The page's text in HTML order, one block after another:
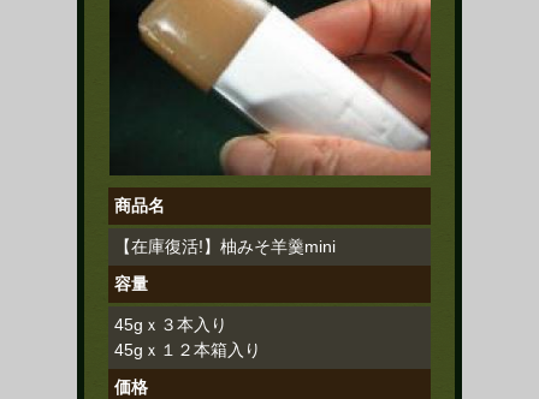
商品名
【在庫復活!】柚みそ羊羹mini
容量
45gｘ３本入り
45gｘ１２本箱入り
価格